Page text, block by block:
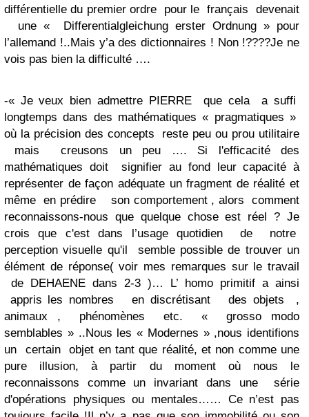
différentielle du premier ordre pour le français devenait
une « Differentialgleichung erster Ordnung » pour
l’allemand !..Mais y’a des dictionnaires ! Non !????Je ne
vois pas bien la difficulté ….
-« Je veux bien admettre PIERRE que cela a suffi
longtemps dans des mathématiques « pragmatiques »
où la précision des concepts reste peu ou prou utilitaire
mais creusons un peu …. Si l'efficacité des
mathématiques doit signifier au fond leur capacité à
représenter de façon adéquate un fragment de réalité et
même en prédire son comportement , alors comment
reconnaissons-nous que quelque chose est réel ? Je
crois que c'est dans l’usage quotidien de notre
perception visuelle qu'il semble possible de trouver un
élément de réponse( voir mes remarques sur le travail
de DEHAENE dans 2-3 )… L’ homo primitif a ainsi
appris les nombres en discrétisant des objets ,
animaux , phénomènes etc. « grosso modo
semblables » ..Nous les « Modernes » ,nous identifions
un certain objet en tant que réalité, et non comme une
pure illusion, à partir du moment où nous le
reconnaissons comme un invariant dans une série
d'opérations physiques ou mentales…… Ce n’est pas